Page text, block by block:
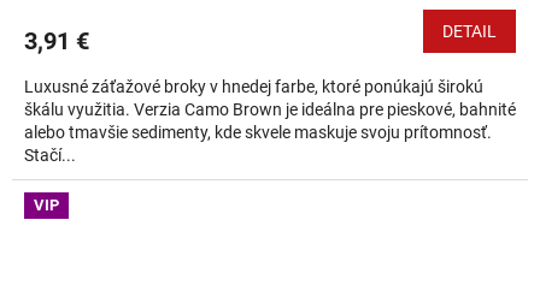
3,91 € DETAIL
Luxusné záťažové broky v hnedej farbe, ktoré ponúkajú širokú
škálu využitia. Verzia Camo Brown je ideálna pre pieskové, bahnité
alebo tmavšie sedimenty, kde skvele maskuje svoju prítomnosť.
Stačí...
VIP